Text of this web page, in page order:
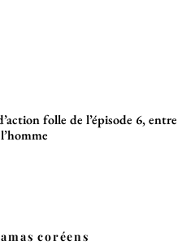
folle de l’épisode 6, entre
coréens